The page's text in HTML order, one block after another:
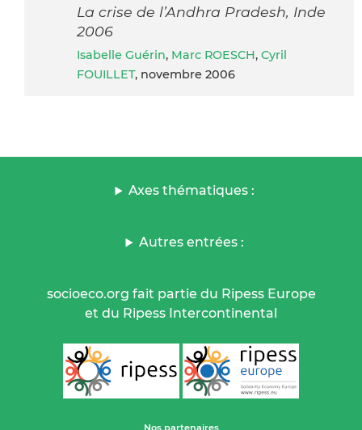
La crise de l’Andhra Pradesh, Inde
2006
Isabelle Guérin, Marc ROESCH, Cyril
FOUILLET, novembre 2006
Axes thématiques :
Autres entrées :
socioeco.org fait partie du Ripess Europe
et du Ripess Intercontinental